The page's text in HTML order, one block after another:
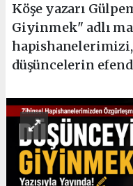
Köşe yazarı
Giyinmek" adlı
hapishanelerimizi,
düşüncelerin